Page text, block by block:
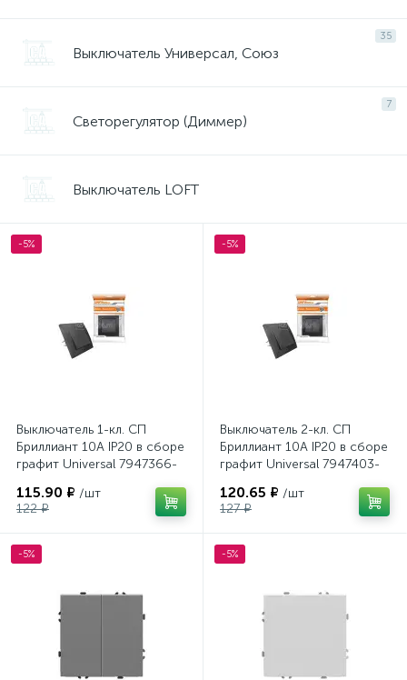
35
Выключатель Универсал, Союз
7
Светорегулятор (Диммер)
Выключатель LOFT
-5%
Выключатель 1-кл. СП
Бриллиант 10А IP20 в сборе
графит Universal 7947366-
115.90 ₽ /шт
122 ₽
-5%
Выключатель 2-кл. СП
Бриллиант 10А IP20 в сборе
графит Universal 7947403-
120.65 ₽ /шт
127 ₽
-5% -5%